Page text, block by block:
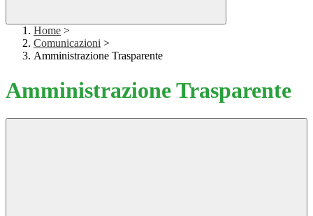
Home >
Comunicazioni >
Amministrazione Trasparente
Amministrazione Trasparente